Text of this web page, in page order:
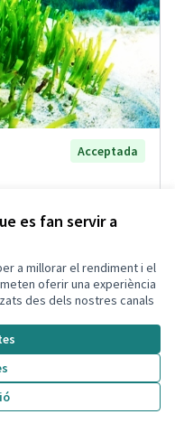
es fan servir a
a millorar el rendiment i el
oferir una experiència
des dels nostres canals
Acceptada
del